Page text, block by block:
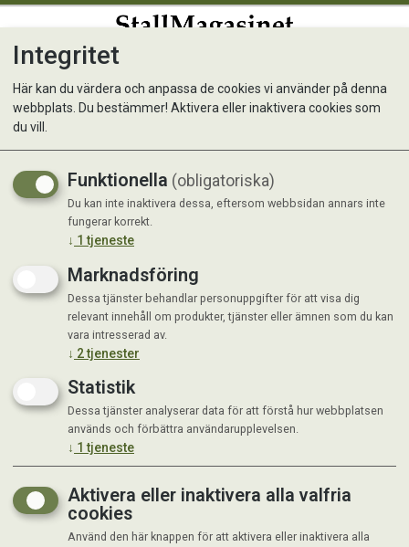
Kyldyna Rosa
Integritet
Här kan du värdera och anpassa de cookies vi använder på denna
webbplats. Du bestämmer! Aktivera eller inaktivera cookies som
du vill.
Funktionella (obligatoriska)
Du kan inte inaktivera dessa, eftersom webbsidan annars inte
fungerar korrekt.
↓ 1 tjeneste
Marknadsföring
Dessa tjänster behandlar personuppgifter för att visa dig
relevant innehåll om produkter, tjänster eller ämnen som du kan
vara intresserad av.
↓ 2tjenester
Statistik
Dessa tjänster analyserar data för att förstå hur webbplatsen
används och förbättra användarupplevelsen.
↓ 1 tjeneste
Aktivera eller inaktivera alla valfria
cookies
Använd den här knappen för att aktivera eller inaktivera alla